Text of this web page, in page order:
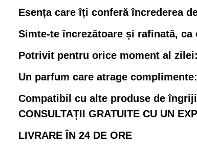
Esența care îți conferă încrederea
Simte-te încrezătoare și rafinată, ca
Potrivit pentru orice moment al
Un parfum care atrage
Compatibil cu alte produse de
CONSULTAȚII GRATUITE CU UN
LIVRARE ÎN 24 DE ORE